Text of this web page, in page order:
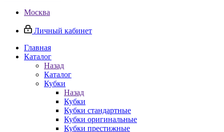
Москва
Личный кабинет
Главная
Каталог
Назад
Каталог
Кубки
Назад
Кубки
Кубки стандартные
Кубки оригинальные
Кубки престижные